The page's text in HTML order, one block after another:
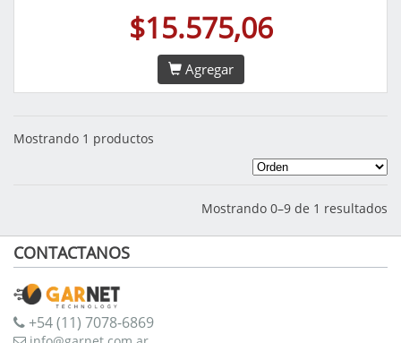
$15.575,06
Agregar
Mostrando 1 productos
Mostrando 0–9 de 1 resultados
CONTACTANOS
+54 (11) 7078-6869